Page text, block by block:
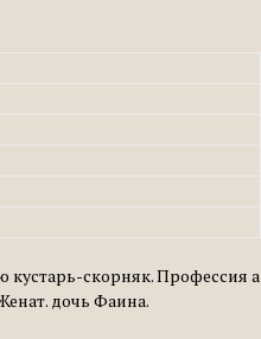
скорняк.
дочь Фаина.